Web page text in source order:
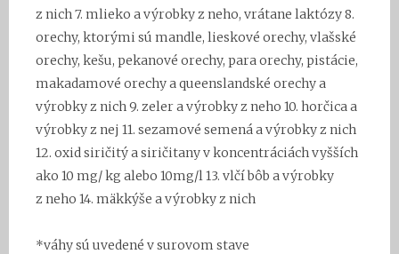
z nich 7. mlieko a výrobky z neho, vrátane laktózy 8.
orechy, ktorými sú mandle, lieskové orechy, vlašské
orechy, kešu, pekanové orechy, para orechy, pistácie,
makadamové orechy a queenslandské orechy a
výrobky z nich 9. zeler a výrobky z neho 10. horčica a
výrobky z nej 11. sezamové semená a výrobky z nich
12. oxid siričitý a siričitany v koncentráciách vyšších
ako 10 mg/ kg alebo 10mg/l 13. vlčí bôb a výrobky
z neho 14. mäkkýše a výrobky z nich
*váhy sú uvedené v surovom stave